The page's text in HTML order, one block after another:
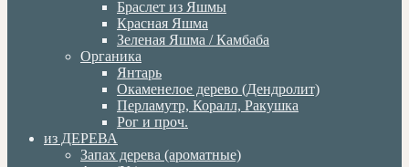
Браслет из Яшмы
Красная Яшма
Зеленая Яшма / Камбаба
Органика
Янтарь
Окаменелое дерево (Дендролит)
Перламутр, Коралл, Ракушка
Рог и проч.
из ДЕРЕВА
Запах дерева (ароматные)